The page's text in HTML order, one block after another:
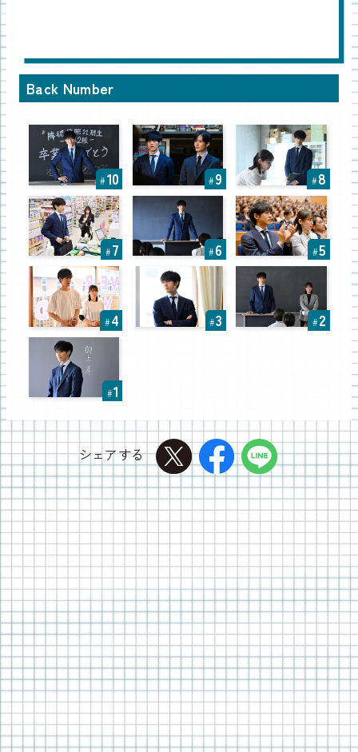
Back Number
#10 #9 #8
#7 #6 #5
#4 #3 #2
#1
シェアする